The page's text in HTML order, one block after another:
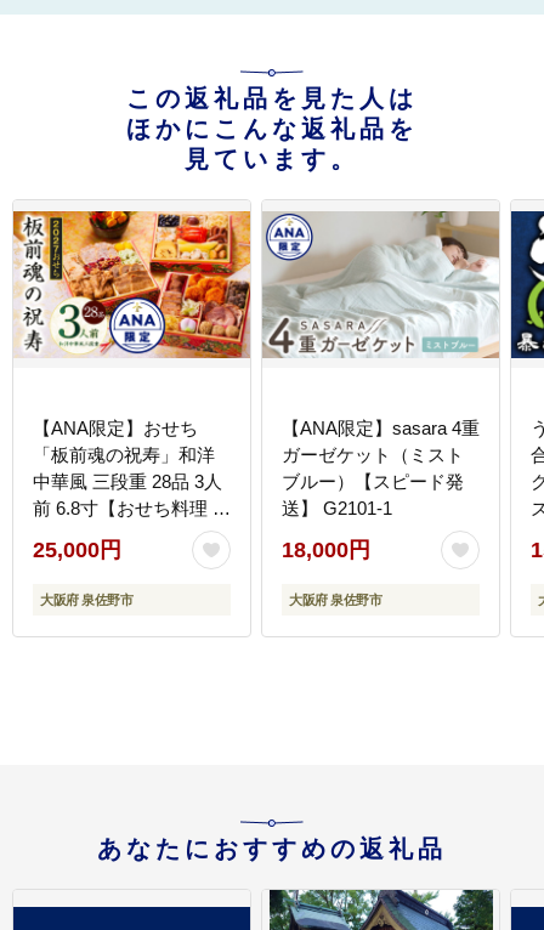
この返礼品を見た人は
ほかにこんな返礼品を
見ています。
【ANA限定】おせち
「板前魂の祝寿」和洋
中華風 三段重 28品 3人
前 6.8寸【おせち料理 板
前魂 贅沢おせち お節 惣
菜 冷凍 先行予約 年内発
送 おせち料理2027】
25,000円
大阪府 泉佐野市
【ANA限定】sasara 4重
ガーゼケット（ミスト
ブルー）【スピード発
送】 G2101-1
18,000円
大阪府 泉佐野市
あなたにおすすめの返礼品